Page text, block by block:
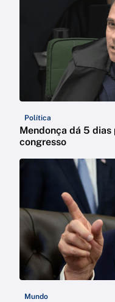
Política
Mendonça dá 5
congresso
Mundo